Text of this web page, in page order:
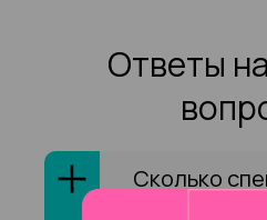
Ответы
Сколько